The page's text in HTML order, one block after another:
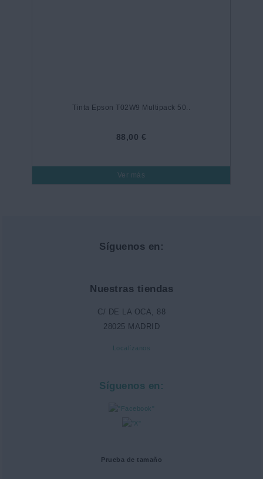
Tinta Epson T02W9 Multipack 50..
88,00 €
Ver más
Síguenos en:
Nuestras tiendas
C/ DE LA OCA, 88
28025 MADRID
Localízanos
Síguenos en:
Prueba de tamaño